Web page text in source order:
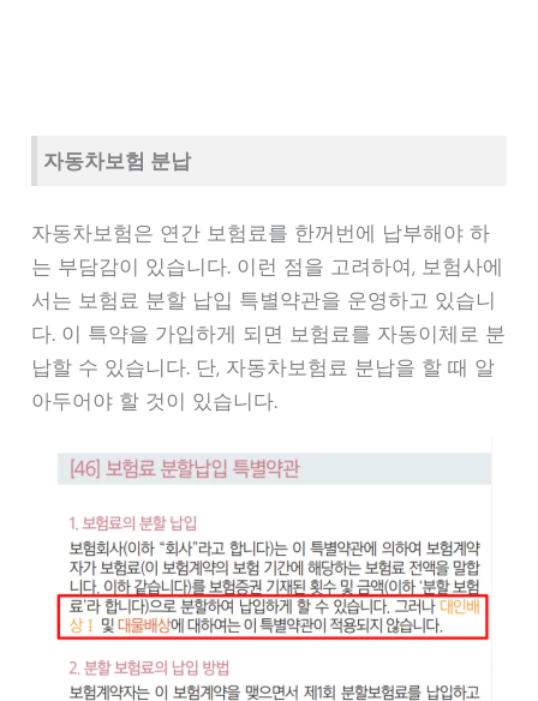
자동차보험 분납
자동차보험은 연간 보험료를 한꺼번에 납부해야 하
는 부담감이 있습니다. 이런 점을 고려하여, 보험사에
서는 보험료 분할 납입 특별약관을 운영하고 있습니
다. 이 특약을 가입하게 되면 보험료를 자동이체로 분
납할 수 있습니다. 단, 자동차보험료 분납을 할 때 알
아두어야 할 것이 있습니다.